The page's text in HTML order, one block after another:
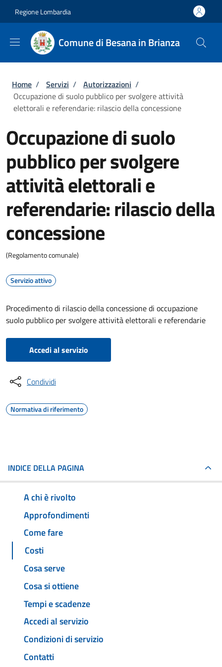
Regione Lombardia
Comune di Besana in Brianza
Briciole di pane
Home / Servizi / Autorizzazioni /
Occupazione di suolo pubblico per svolgere attività
elettorali e referendarie: rilascio della concessione
Occupazione di suolo
pubblico per svolgere
attività elettorali e
referendarie: rilascio della
concessione
(Regolamento comunale)
Servizio attivo
Procedimento di rilascio della concessione di occupazione
suolo pubblico per svolgere attività elettorali e referendarie
Accedi al servizio
Condividi
Normativa di riferimento
INDICE DELLA PAGINA
A chi è rivolto
Approfondimenti
Come fare
Costi
Cosa serve
Cosa si ottiene
Tempi e scadenze
Accedi al servizio
Condizioni di servizio
Contatti